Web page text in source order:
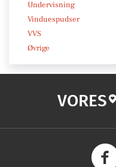
Undervisning
Vinduespudser
VVS
Øvrige
VORES